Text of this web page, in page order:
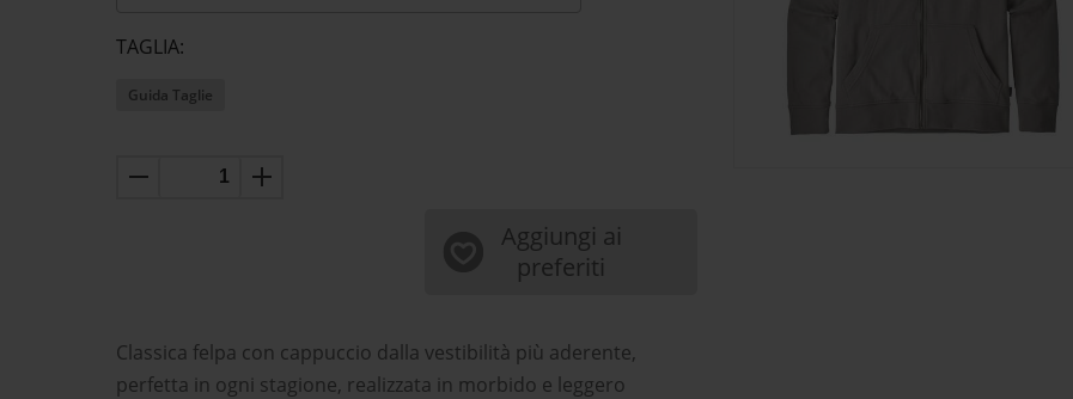
TAGLIA:
Guida Taglie
Aggiungi ai
preferiti
Classica felpa con cappuccio dalla vestibilità più aderente,
perfetta in ogni stagione, realizzata in morbido e leggero